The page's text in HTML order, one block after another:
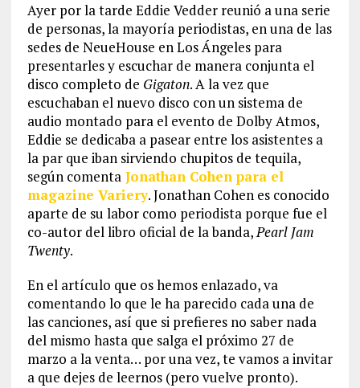
Ayer por la tarde Eddie Vedder reunió a una serie
de personas, la mayoría periodistas, en una de las
sedes de NeueHouse en Los Ángeles para
presentarles y escuchar de manera conjunta el
disco completo de Gigaton. A la vez que
escuchaban el nuevo disco con un sistema de
audio montado para el evento de Dolby Atmos,
Eddie se dedicaba a pasear entre los asistentes a
la par que iban sirviendo chupitos de tequila,
según comentaJonathan Cohen para el
magazine Variery. Jonathan Cohen es conocido
aparte de su labor como periodista porque fue el
co-autor del libro oficial de la banda,Pearl Jam
Twenty.
En el artículo que os hemos enlazado, va
comentando lo que le ha parecido cada una de
las canciones, así que si prefieres no saber nada
del mismo hasta que salga el próximo 27 de
marzo a la venta… por una vez, te vamos a invitar
a que dejes de leernos (pero vuelve pronto).